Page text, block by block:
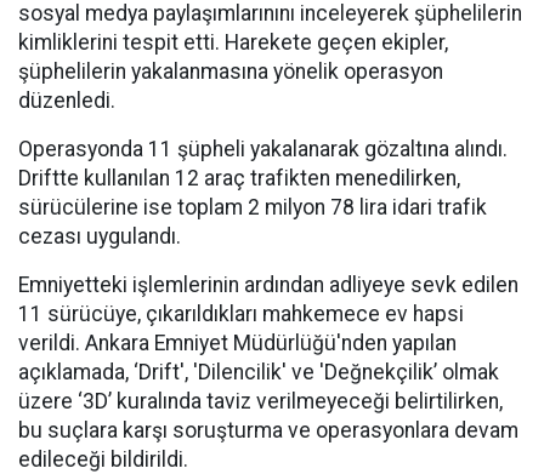
sosyal medya paylaşımlarınını inceleyerek şüphelilerin
kimliklerini tespit etti. Harekete geçen ekipler,
şüphelilerin yakalanmasına yönelik operasyon
düzenledi.
Operasyonda 11 şüpheli yakalanarak gözaltına alındı.
Driftte kullanılan 12 araç trafikten menedilirken,
sürücülerine ise toplam 2 milyon 78 lira idari trafik
cezası uygulandı.
Emniyetteki işlemlerinin ardından adliyeye sevk edilen
11 sürücüye, çıkarıldıkları mahkemece ev hapsi
verildi. Ankara Emniyet Müdürlüğü'nden yapılan
açıklamada, ‘Drift', 'Dilencilik' ve 'Değnekçilik’ olmak
üzere ‘3D’ kuralında taviz verilmeyeceği belirtilirken,
bu suçlara karşı soruşturma ve operasyonlara devam
edileceği bildirildi.